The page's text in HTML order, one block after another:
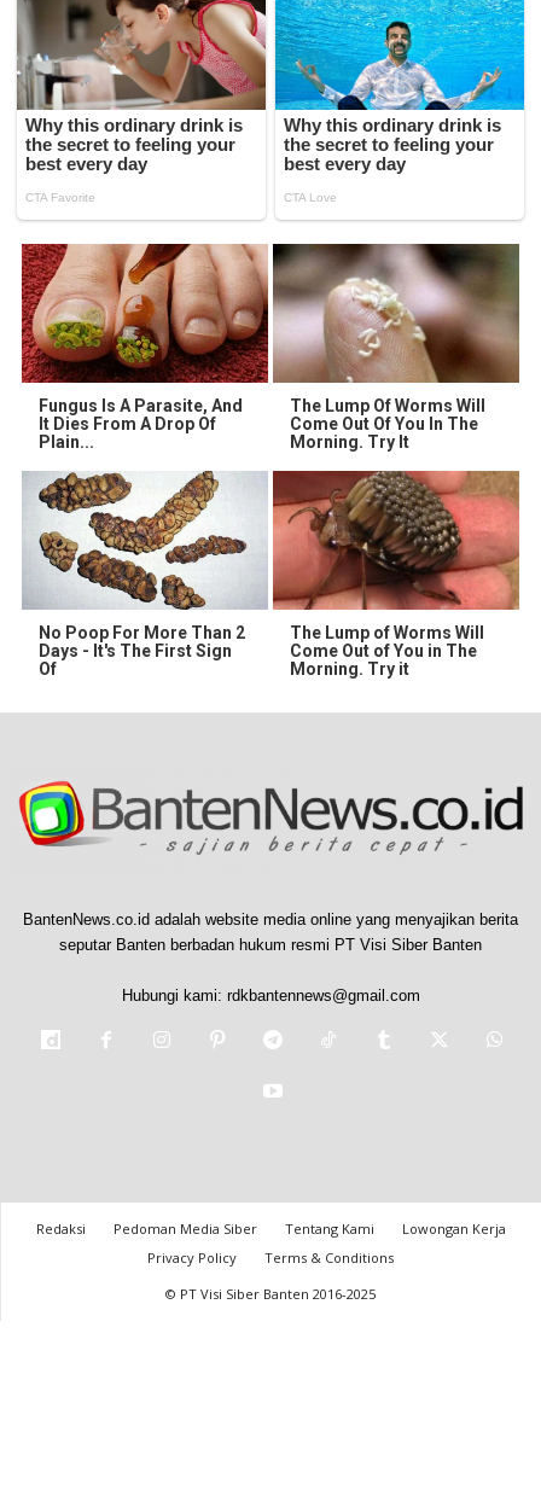
Fungus Is A Parasite, And
It Dies From A Drop Of
Plain...
The Lump Of Worms Will
Come Out Of You In The
Morning. Try It
No Poop For More Than 2
Days - It's The First Sign
Of
The Lump of Worms Will
Come Out of You in The
Morning. Try it
BantenNews.co.id adalah website media online yang menyajikan berita
seputar Banten berbadan hukum resmi PT Visi Siber Banten
Hubungi kami: rdkbantennews@gmail.com
Redaksi Pedoman Media Siber Tentang Kami
Lowongan Kerja
Privacy Policy
Terms & Conditions
© PT Visi Siber Banten 2016-2025